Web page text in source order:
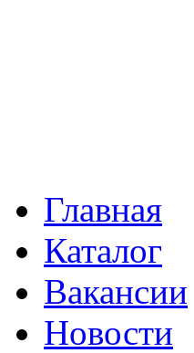
Главная
Каталог
Вакансии
Новости